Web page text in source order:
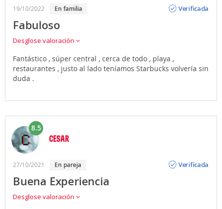
19/10/2022 en familia
Verificada
Fabuloso
Desglose valoración
Fantástico , súper central , cerca de todo , playa ,
restaurantes , justo al lado teníamos Starbucks volvería sin
duda .
8.5
CESAR
27/10/2021 en pareja
Verificada
Buena Experiencia
Desglose valoración